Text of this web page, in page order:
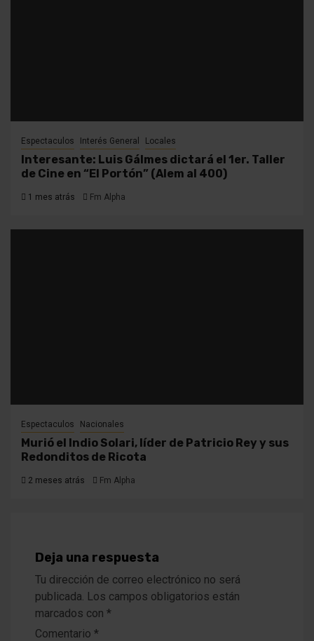
Espectaculos Interés General Locales
Interesante: Luis Gálmes dictará el 1er. Taller
de Cine en “El Portón” (Alem al 400)
1 mes atrás Fm Alpha
Espectaculos Nacionales
Murió el Indio Solari, líder de Patricio Rey y sus
Redonditos de Ricota
2 meses atrás Fm Alpha
Deja una respuesta
Tu dirección de correo electrónico no será
publicada. Los campos obligatorios están
marcados con *
Comentario *